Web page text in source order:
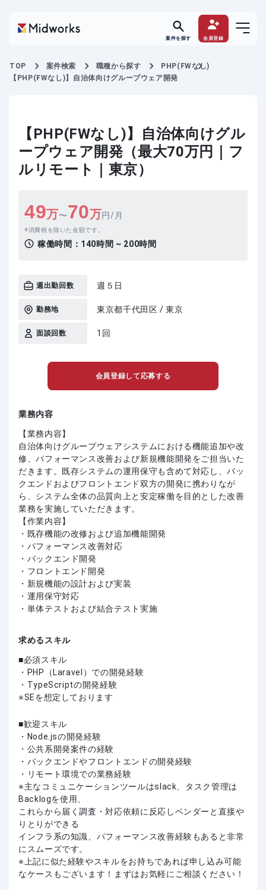
案件を探す 会員登録
TOP 案件検索 職種から探す
PHP(FWなし)
【PHP(FWなし)】自治体向けグループウェア開発
【PHP(FWなし)】自治体向けグル
ープウェア開発（最大70万円｜フ
ルリモート｜東京）
49万〜70万円/月
消費税を除いた金額です。
稼働時間： 140時間 ~ 200時間
週出勤回数 週５日
勤務地 東京都千代田区 / 東京
面談回数 1回
会員登録して応募する
業務内容
【業務内容】
自治体向けグループウェアシステムにおける機能追加や改
修、パフォーマンス改善および新規機能開発をご担当いた
だきます。既存システムの運用保守も含めて対応し、バッ
クエンドおよびフロントエンド双方の開発に携わりなが
ら、システム全体の品質向上と安定稼働を目的とした改善
業務を実施していただきます。
【作業内容】
・既存機能の改修および追加機能開発
・パフォーマンス改善対応
・バックエンド開発
・フロントエンド開発
・新規機能の設計および実装
・運用保守対応
・単体テストおよび結合テスト実施
求めるスキル
必須スキル
・PHP（Laravel）での開発経験
・TypeScriptの開発経験
※SEを想定しております
歓迎スキル
・Node.jsの開発経験
・公共系開発案件の経験
・バックエンドやフロントエンドの開発経験
・リモート環境での業務経験
※主なコミュニケーションツールはslack、タスク管理は
Backlogを使用、
これらから届く調査・対応依頼に反応しベンダーと直接や
りとりができる
インフラ系の知識、パフォーマンス改善経験もあると非常
にスムーズです。
上記に似た経験やスキルをお持ちであれば申し込み可能
なケースもございます！まずはお気軽にご相談ください！